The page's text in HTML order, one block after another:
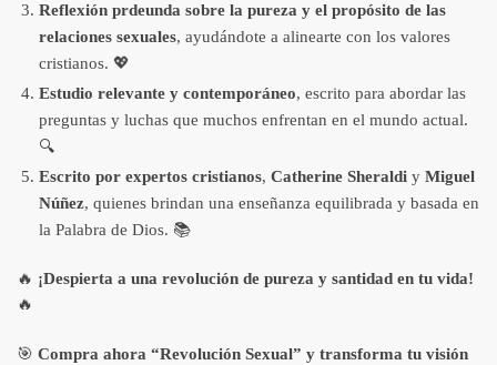
Reflexión prdeunda sobre la pureza y el propósito de las
relaciones sexuales, ayudándote a alinearte con los valores
cristianos. 💖
Estudio relevante y contemporáneo, escrito para abordar las
preguntas y luchas que muchos enfrentan en el mundo actual.
🔍
Escrito por expertos cristianos, Catherine Sheraldi y Miguel
Núñez, quienes brindan una enseñanza equilibrada y basada en
la Palabra de Dios. 📚
🔥 ¡Despierta a una revolución de pureza y santidad en tu vida!
🔥
🎯 Compra ahora “Revolución Sexual” y transforma tu visión